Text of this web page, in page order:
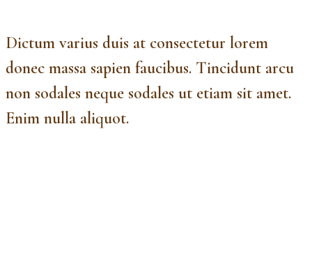
Dictum varius duis at consectetur lorem
donec massa sapien faucibus. Tincidunt arcu
non sodales neque sodales ut etiam sit amet.
Enim nulla aliquot.